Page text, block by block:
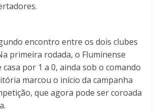
encontro entre os dois clubes
primeira rodada, o Fluminense
por 1 a 0, ainda sob o comando
marcou o início da campanha
que agora pode ser coroada